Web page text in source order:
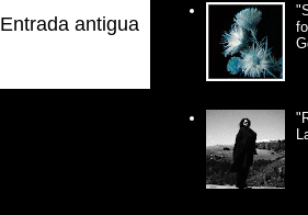
Entrada antigua